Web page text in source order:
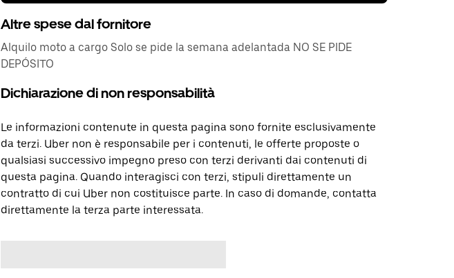
Altre spese dal fornitore
Alquilo moto a cargo Solo se pide la semana adelantada NO SE PIDE
DEPÓSITO
Dichiarazione di non responsabilità
Le informazioni contenute in questa pagina sono fornite esclusivamente
da terzi. Uber non è responsabile per i contenuti, le offerte proposte o
qualsiasi successivo impegno preso con terzi derivanti dai contenuti di
questa pagina. Quando interagisci con terzi, stipuli direttamente un
contratto di cui Uber non costituisce parte. In caso di domande, contatta
direttamente la terza parte interessata.